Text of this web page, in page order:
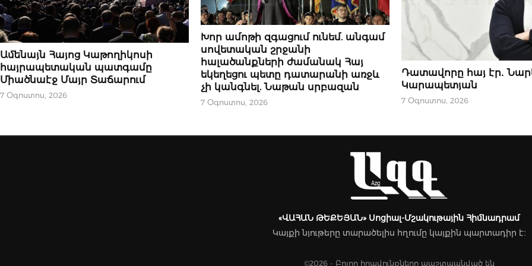
ՆՈՐՈՒԹՅՈՒՆՆԵՐ
Ամենայն Հայոց Կաթողիկոսի
հայրապետական պատգամը
Միածնաէջ Մայր Տաճարում
7 Օգոստոս, 2026
ՆՈՐՈՒԹՅՈՒՆՆԵՐ
Խոր ամոթի զգացում ունեմ. անգամ
սովետական շրջանի
հալածանքների ժամանակ Հայ
եկեղեցու պետը դատարանի առջև
չի կանգնել. Նաթան սրբազան
7 Օգոստոս, 2026
ՆՈՐՈՒԹՅՈՒՆՆԵՐ
Դատավորը հայ էր․
Կարապետյան
7 Օգոստոս, 2026
«ՎԱՀԱՆ ԹԵՔԵՅԱՆ» Սոցիալ-Մշակութային Հիմնադրամ
Կայքի նյութերը տարածելիս հղումը կայքին պարտադիր է։
©2026 - Բոլոր իրավունքները պաշտպանված են